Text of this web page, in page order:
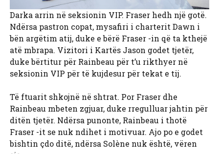
Darka arrin në seksionin VIP. Fraser hedh një gotë.
Ndërsa pastron copat, mysafiri i charterit Dawn i
bën argëtim atij, duke e bërë Fraser -in që ta kthejë
atë mbrapa. Vizitori i Kartës Jason godet tjetër,
duke bërtitur për Rainbeau për t’u rikthyer në
seksionin VIP për të kujdesur për tekat e tij.
Të ftuarit shkojnë në shtrat. Por Fraser dhe
Rainbeau mbeten zgjuar, duke rregulluar jahtin për
ditën tjetër. Ndërsa punonte, Rainbeau i thotë
Fraser -it se nuk ndihet i motivuar. Ajo po e godet
bishtin çdo ditë, ndërsa Solène nuk është, vëren